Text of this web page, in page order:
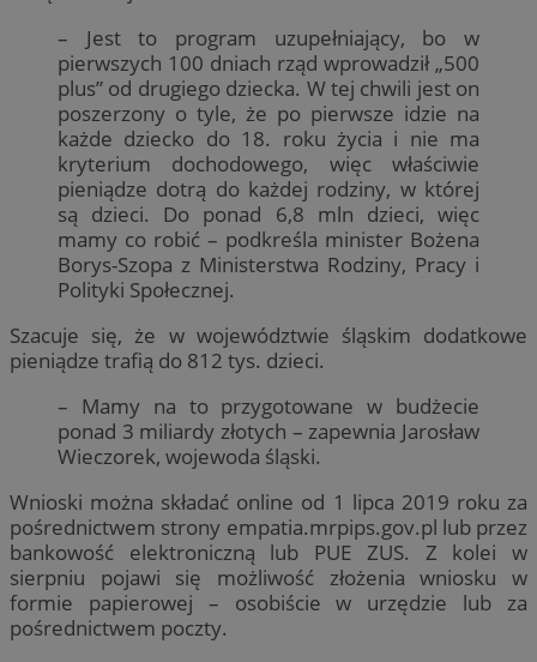
– Jest to program uzupełniający, bo w
pierwszych 100 dniach rząd wprowadził „500
plus” od drugiego dziecka. W tej chwili jest on
poszerzony o tyle, że po pierwsze idzie na
każde dziecko do 18. roku życia i nie ma
kryterium dochodowego, więc właściwie
pieniądze dotrą do każdej rodziny, w której
są dzieci. Do ponad 6,8 mln dzieci, więc
mamy co robić – podkreśla minister Bożena
Borys-Szopa z Ministerstwa Rodziny, Pracy i
Polityki Społecznej.
Szacuje się, że w województwie śląskim dodatkowe
pieniądze trafią do 812 tys. dzieci.
– Mamy na to przygotowane w budżecie
ponad 3 miliardy złotych – zapewnia Jarosław
Wieczorek, wojewoda śląski.
Wnioski można składać online od 1 lipca 2019 roku za
pośrednictwem strony empatia.mrpips.gov.pl lub przez
bankowość elektroniczną lub PUE ZUS. Z kolei w
sierpniu pojawi się możliwość złożenia wniosku w
formie papierowej – osobiście w urzędzie lub za
pośrednictwem poczty.